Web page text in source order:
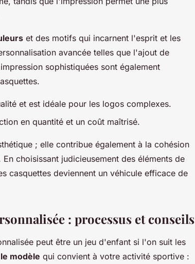
et des motifs qui incarnent l'esprit et les
avancée telles que l'ajout de
sophistiquées sont également
et est idéale pour les logos complexes.
en quantité et un coût maîtrisé.
; elle contribue également à la cohésion
choisissant judicieusement des éléments de
casquettes deviennent un véhicule efficace de
: processus et conseils
peut être un jeu d'enfant si l'on suit les
modèle qui convient à votre activité sportive :